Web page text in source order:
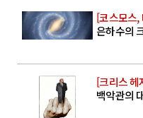
[코스모스,
은하수의
[크리스
백악관의